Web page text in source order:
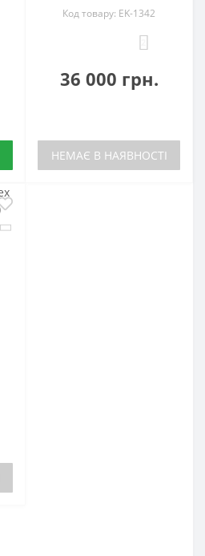
Код товару: EK-1342
36 000 грн.
НЕМАЄ В НАЯВНОСТІ